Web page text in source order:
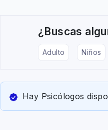
¿Buscas
Adulto Niños
Hay Psicólogos